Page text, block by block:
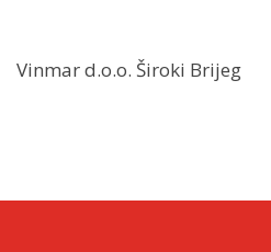
Vinmar d.o.o. Široki Brijeg